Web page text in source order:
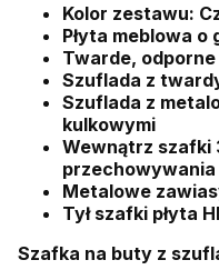
Kolor zestawu:
Płyta meblowa o
Twarde,
Szuflada z
Szuflada z
kulkowymi
Wewnątrz szafki
przechowywania
Metalowe
Tył szafki płyta
Szafka na buty z